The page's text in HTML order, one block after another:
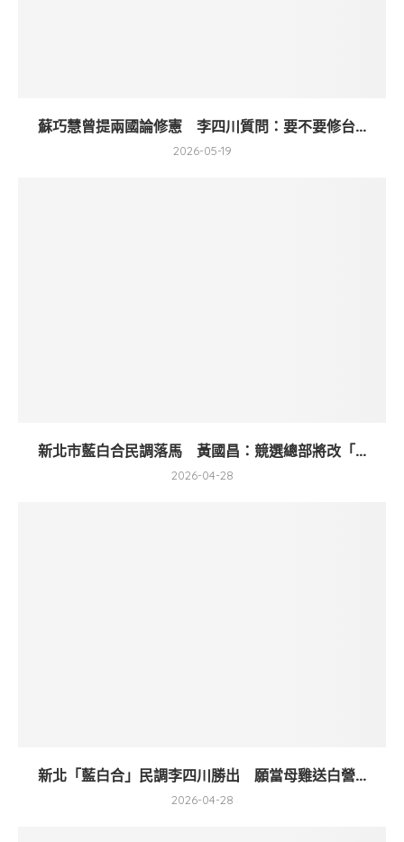
蘇巧慧曾提兩國論修憲 李四川質問：要不要修台...
2026-05-19
新北市藍白合民調落馬 黃國昌：競選總部將改「...
2026-04-28
新北「藍白合」民調李四川勝出 願當母雞送白營...
2026-04-28